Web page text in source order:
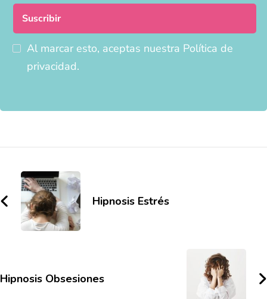
Al marcar esto, aceptas nuestra Política de
privacidad.
Hipnosis Estrés
Hipnosis Obsesiones